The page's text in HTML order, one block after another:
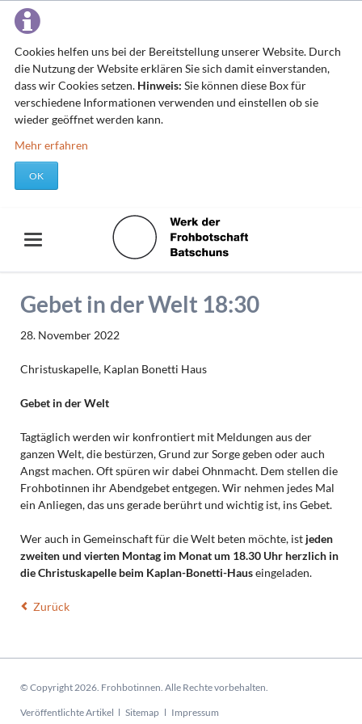
Cookies helfen uns bei der Bereitstellung unserer Website. Durch
die Nutzung der Website erklären Sie sich damit einverstanden,
dass wir Cookies setzen. Hinweis: Sie können diese Box für
verschiedene Informationen verwenden und einstellen ob sie
wieder geöffnet werden kann.
Mehr erfahren
OK
Gebet in der Welt 18:30
28. November 2022
Christuskapelle, Kaplan Bonetti Haus
Gebet in der Welt
Tagtäglich werden wir konfrontiert mit Meldungen aus der
ganzen Welt, die bestürzen, Grund zur Sorge geben oder auch
Angst machen. Oft spüren wir dabei Ohnmacht. Dem stellen die
Frohbotinnen ihr Abendgebet entgegen. Wir nehmen jedes Mal
ein Anliegen, das uns gerade berührt und wichtig ist, ins Gebet.
Wer auch in Gemeinschaft für die Welt beten möchte, ist jeden
zweiten und vierten Montag im Monat um 18.30 Uhr herzlich in
die Christuskapelle beim Kaplan-Bonetti-Hauseingeladen.
Zurück
© Copyright 2026. Frohbotinnen. Alle Rechte vorbehalten.
Navigation
Veröffentlichte Artikel Sitemap Impressum